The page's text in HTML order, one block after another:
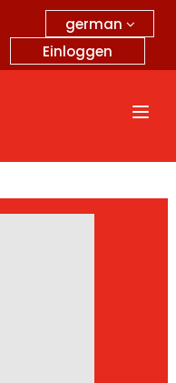
german
Einloggen